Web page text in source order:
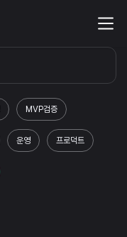
MVP검증
운영 프로덕트